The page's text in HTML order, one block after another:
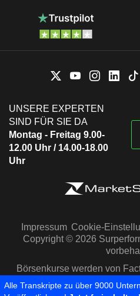
UNSERE EXPERTEN
SIND FÜR SIE DA
Montag - Freitag 9.00-
12.00 Uhr / 14.00-18.00
Uhr
Impressum Cookie-
Copyright © 2026
Börsenkurse werden von
Capital IQ zur
Alle Transkripte zu über 9000